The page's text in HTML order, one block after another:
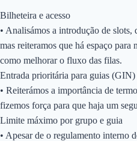
Bilheteira e acesso
• Analisámos a introdução de
mas reiteramos que há espaço para
como melhorar o fluxo das filas.
Entrada prioritária para guias (GIN)
• Reiterámos a importância de
fizemos força para que haja um
Limite máximo por grupo e guia
• Apesar de o regulamento interno